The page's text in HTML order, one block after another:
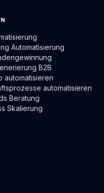
Automatisierung
B2B
automatisieren
automatisieren
Beratung
Skalierung